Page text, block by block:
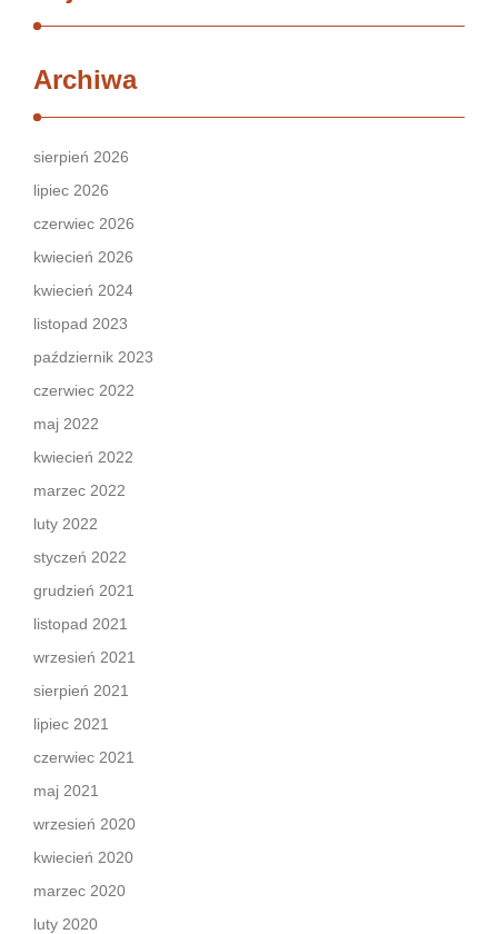
Archiwa
sierpień 2026
lipiec 2026
czerwiec 2026
kwiecień 2026
kwiecień 2024
listopad 2023
październik 2023
czerwiec 2022
maj 2022
kwiecień 2022
marzec 2022
luty 2022
styczeń 2022
grudzień 2021
listopad 2021
wrzesień 2021
sierpień 2021
lipiec 2021
czerwiec 2021
maj 2021
wrzesień 2020
kwiecień 2020
marzec 2020
luty 2020